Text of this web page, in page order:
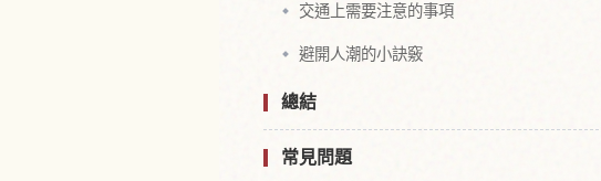
交通上需要注意的事項
避開人潮的小訣竅
總結
常見問題